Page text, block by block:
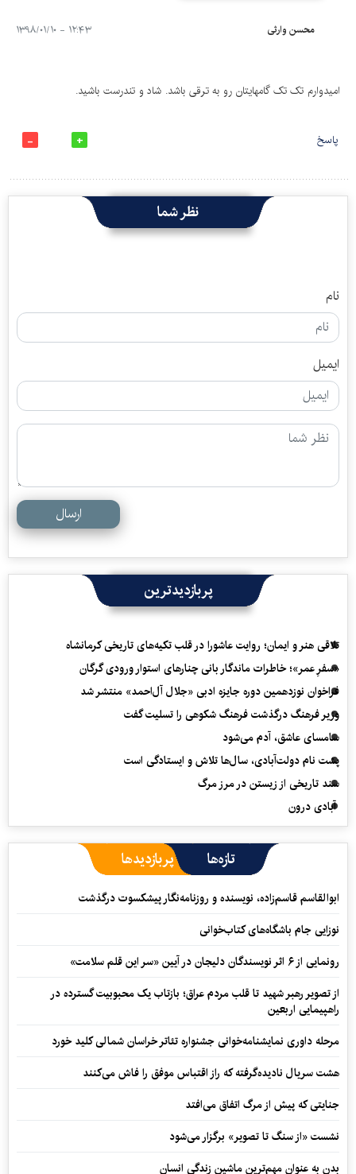
محسن وارثی ۱۲:۴۳ - ۱۳۹۸/۰۱/۱۰
امیدوارم تک تک گامهایتان رو به ترقی باشد. شاد و تندرست باشید.
پاسخ
نظر شما
نام
ایمیل
ارسال
پربازدیدترین
تلاقی هنر و ایمان؛ روایت عاشورا در قلب تکیه‌های تاریخی کرمانشاه
«سفرِ عمر»؛ خاطرات ماندگار بانی چنارهای استوار ورودی گرگان
فراخوان نوزدهمین دوره جایزه ادبی «جلال آل‌احمد» منتشر شد
وزیر فرهنگ درگذشت فرهنگ شکوهی را تسلیت گفت
سامسای عاشق، آدم می‌شود
پشت نام دولت‌آبادی، سال‌ها تلاش و ایستادگی است
سند تاریخی از زیستن در مرز مرگ
آبادی درون
تازه‌ها پربازدیدها
ابوالقاسم قاسم‌زاده، نویسنده و روزنامه‌نگار پیشکسوت درگذشت
نوزایی جام باشگاه‌های کتاب‌خوانی
رونمایی از ۶ اثر نویسندگان دلیجان در آیین «سر این قلم سلامت»
از تصویر رهبر شهید تا قلب مردم عراق؛ بازتاب یک محبوبیت گسترده در
راهپیمایی اربعین
مرحله داوری نمایشنامه‌خوانی جشنواره تئاتر خراسان شمالی کلید خورد
هشت سریال نادیده‌گرفته که راز اقتباس موفق را فاش می‌کنند
جنایتی که پیش از مرگ اتفاق می‌افتد
نشست «از سنگ تا تصویر» برگزار می‌شود
بدن به عنوان مهم‌ترین ماشین زندگی انسان